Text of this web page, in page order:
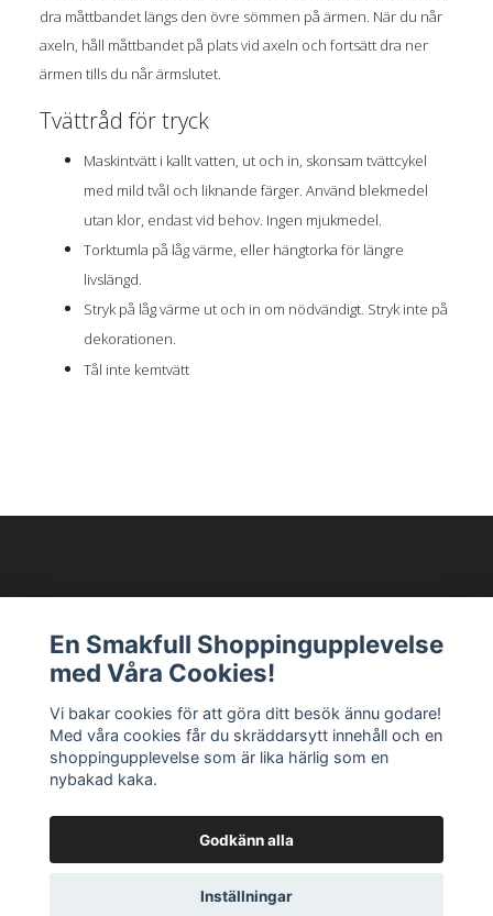
dra måttbandet längs den övre sömmen på ärmen. När du når
axeln, håll måttbandet på plats vid axeln och fortsätt dra ner
ärmen tills du når ärmslutet.
Tvättråd för tryck
Maskintvätt i kallt vatten, ut och in, skonsam tvättcykel
med mild tvål och liknande färger. Använd blekmedel
utan klor, endast vid behov. Ingen mjukmedel.
Torktumla på låg värme, eller hängtorka för längre
livslängd.
Stryk på låg värme ut och in om nödvändigt. Stryk inte på
dekorationen.
Tål inte kemtvätt
Läs mer
Sociala medier
© 2026 ModellixenPowered by Quickbutik
En Smakfull Shoppingupplevelse
med Våra Cookies!
Vi bakar cookies för att göra ditt besök ännu godare!
Med våra cookies får du skräddarsytt innehåll och en
shoppingupplevelse som är lika härlig som en
nybakad kaka.
Godkänn alla
Inställningar